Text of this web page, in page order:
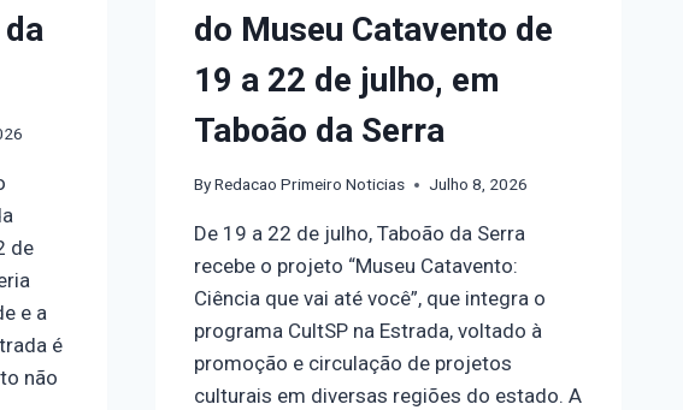
de
e a
é
não
do Museu Catavento de
19 a 22 de julho, em
Taboão da Serra
By Redacao Primeiro Noticias Julho 8, 2026
De 19 a 22 de julho, Taboão da Serra
recebe o projeto “Museu Catavento:
Ciência que vai até você”, que integra o
programa CultSP na Estrada, voltado à
promoção e circulação de projetos
culturais em diversas regiões do estado. A